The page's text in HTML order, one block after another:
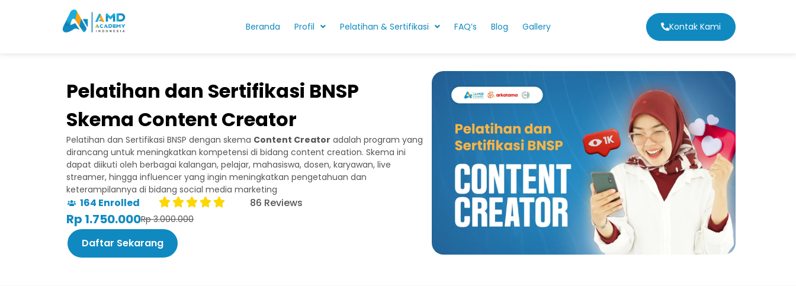
Beranda Profil Pelatihan & Sertifikasi FAQ’s Blog Gallery Kontak Kami
Pelatihan dan Sertifikasi BNSP
Skema Content Creator
Pelatihan dan Sertifikasi BNSP dengan skema Content Creator adalah program yang
dirancang untuk meningkatkan kompetensi di bidang content creation. Skema ini
dapat diikuti oleh berbagai kalangan, pelajar, mahasiswa, dosen, karyawan, live
streamer, hingga influencer yang ingin meningkatkan pengetahuan dan
keterampilannya di bidang social media marketing
164 Enrolled 86 Reviews
Rp 1.750.000Rp 3.000.000
Daftar Sekarang